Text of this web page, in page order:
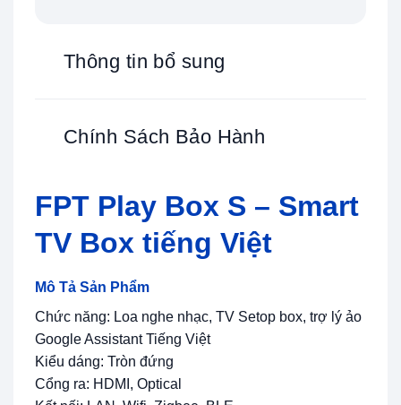
Thông tin bổ sung
Chính Sách Bảo Hành
FPT Play Box S – Smart
TV Box tiếng Việt
Mô Tả Sản Phẩm
Chức năng: Loa nghe nhạc, TV Setop box, trợ lý ảo
Google Assistant Tiếng Việt
Kiểu dáng: Tròn đứng
Cổng ra: HDMI, Optical